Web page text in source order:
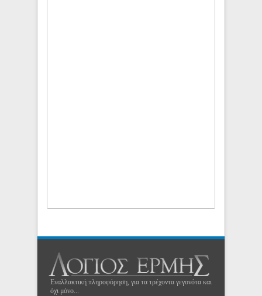
Εναλλακτική πληροφόρηση, για τα τρέχοντα γεγονότα και
όχι μόνο...